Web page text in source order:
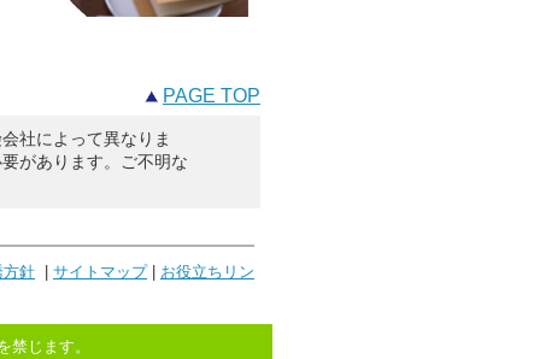
PAGE TOP
社によって異なりま
があります。ご不明な
方針 | サイトマップ| お役立ちリン
じます。